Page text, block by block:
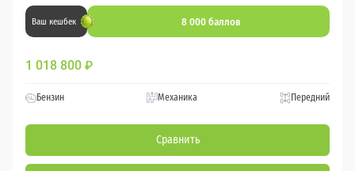
Ваш кешбек 8 000 баллов
1 018 800 ₽
Бензин Механика Передний
Сравнить